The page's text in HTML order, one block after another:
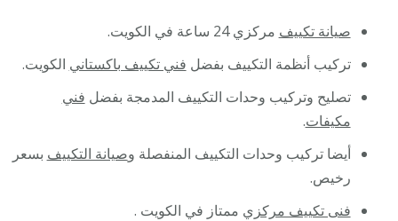
صيانة تكييف مركزي 24 ساعة في الكويت.
تركيب أنظمة التكييف بفضل فني تكييف باكستاني الكويت.
تصليح وتركيب وحدات التكييف المدمجة بفضل فني
مكيفات.
أيضا تركيب وحدات التكييف المنفصلة وصيانة التكييف بسعر
رخيص.
فنى تكييف مركزي ممتاز في الكويت .